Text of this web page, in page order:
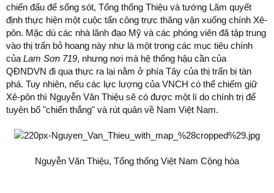
chiến đấu để sống sót, Tổng thống Thiệu và tướng Lãm quyết
định thực hiện một cuộc tấn công trực thăng vận xuống chính Xê-
pôn. Mặc dù các nhà lãnh đạo Mỹ và các phóng viên đã tập trung
vào thị trấn bỏ hoang này như là một trong các mục tiêu chính
của Lam Sơn 719, nhưng nơi mà hệ thống hậu cần của
QĐNDVN đi qua thực ra lại nằm ở phía Tây của thị trấn bị tàn
phá. Tuy nhiên, nếu các lực lượng của VNCH có thể chiếm giữ
Xê-pôn thì Nguyễn Văn Thiệu sẽ có được một lí do chính trị để
tuyên bố "chiến thắng" và rút quân về Nam Việt Nam.
Nguyễn Văn Thiệu, Tổng thống Việt Nam Cộng hòa